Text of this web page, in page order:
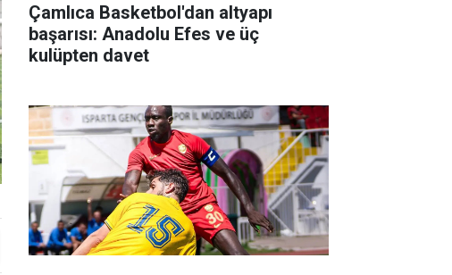
Çamlıca Basketbol'dan altyapı
başarısı: Anadolu Efes ve üç
kulüpten davet